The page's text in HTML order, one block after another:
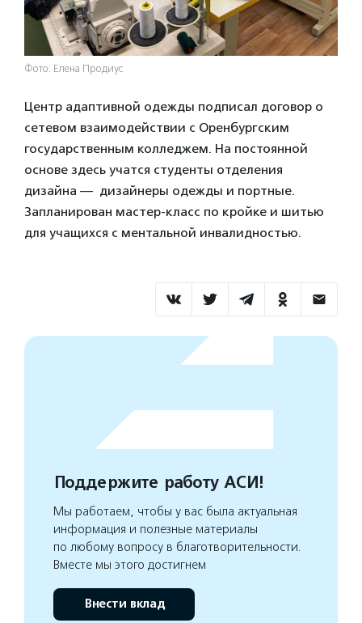
Фото: Елена Продиус
Центр адаптивной одежды подписал договор о
сетевом взаимодействии с Оренбургским
государственным колледжем. На постоянной
основе здесь учатся студенты отделения
дизайна — дизайнеры одежды и портные.
Запланирован мастер-класс по кройке и шитью
для учащихся с ментальной инвалидностью.
Поддержите работу АСИ!
Мы работаем, чтобы у вас была актуальная
информация и полезные материалы
по любому вопросу в благотворительности.
Вместе мы этого достигнем
Внести вклад